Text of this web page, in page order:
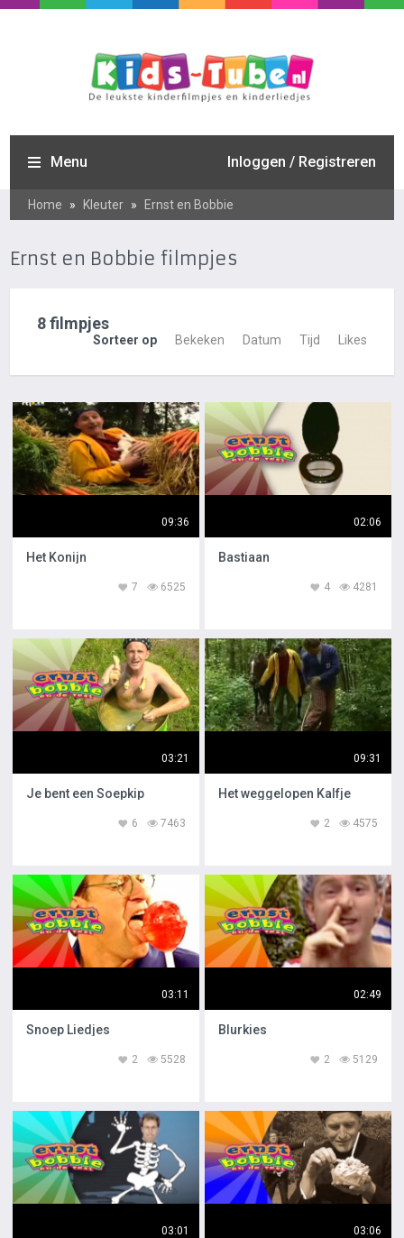
Menu Inloggen / Registreren
Home » Kleuter » Ernst en Bobbie
Ernst en Bobbie filmpjes
8 filmpjes
Sorteer op Bekeken Datum Tijd Likes
09:36
Het Konijn
6525
7
02:06
Bastiaan
4281
4
03:21
Je bent een Soepkip
7463
6
09:31
Het weggelopen Kalfje
4575
2
03:11
Snoep Liedjes
5528
2
02:49
Blurkies
5129
2
03:01 03:06